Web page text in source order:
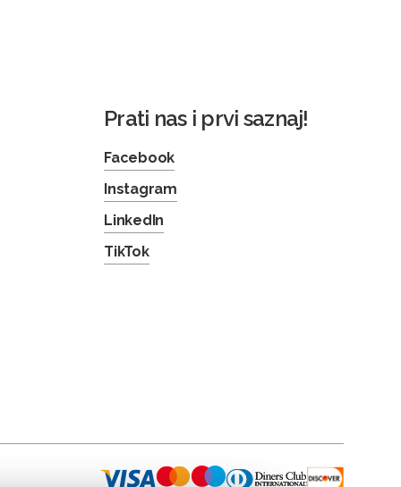
Prati nas i prvi saznaj!
Facebook
Instagram
LinkedIn
TikTok